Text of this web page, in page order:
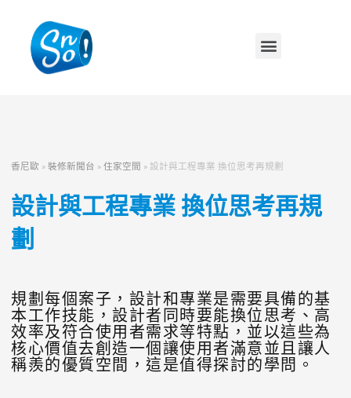
香尼歐 »裝修新聞台 »住家空間 » 設計與工程專業 換位思考再規劃
設計與工程專業 換位思考再規
劃
規劃每個案子，設計和專業是需要具備的基
本工作技能，設計者同時要能換位思考、高
效率及符合使用者需求等特點，並以這些為
核心價值去創造一個讓使用者滿意並且讓人
稱羨的優質空間，這是值得探討的學問。